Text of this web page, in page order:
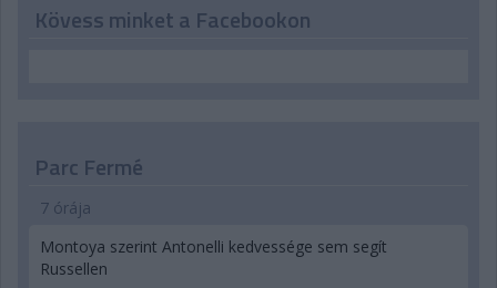
Kövess minket a Facebookon
Parc Fermé
7 órája
Montoya szerint Antonelli kedvessége sem segít
Russellen